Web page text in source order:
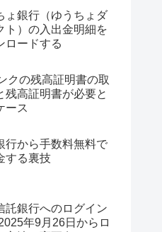
ょ銀行（ゆうちょダ
ト）の入出金明細を
ロードする
クの残高証明書の取
残高証明書が必要と
ース
行から手数料無料で
する裏技
託銀行へのログイン
年9月26日からロ